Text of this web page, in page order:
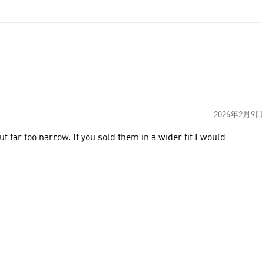
2026年2月9日
far too narrow. If you sold them in a wider fit I would